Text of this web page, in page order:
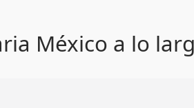
México a lo